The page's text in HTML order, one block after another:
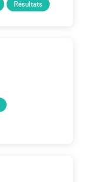
Résultats